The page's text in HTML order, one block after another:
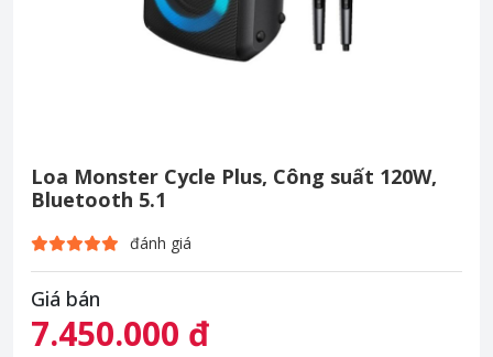
Loa Monster Cycle Plus, Công suất 120W,
Bluetooth 5.1
đánh giá
Giá bán
7.450.000 đ